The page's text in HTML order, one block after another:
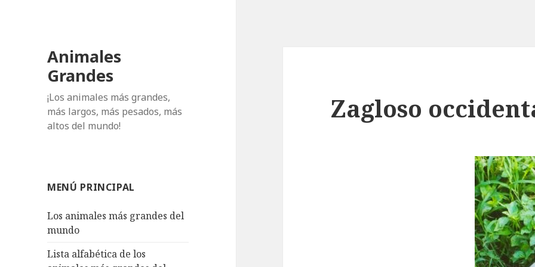
Animales
Grandes
¡Los animales más grandes,
más largos, más pesados, más
altos del mundo!
MENÚ PRINCIPAL
Los animales más grandes del
mundo
Lista alfabética de los
Zagloso